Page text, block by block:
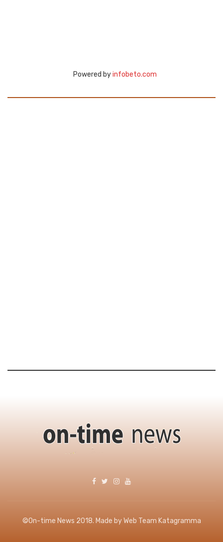
Powered byinfobeto.com
©On-time News 2018. Made by Web Team Katagramma